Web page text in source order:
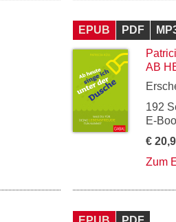
EPUB PDF
AB
192
E-
€
Zum